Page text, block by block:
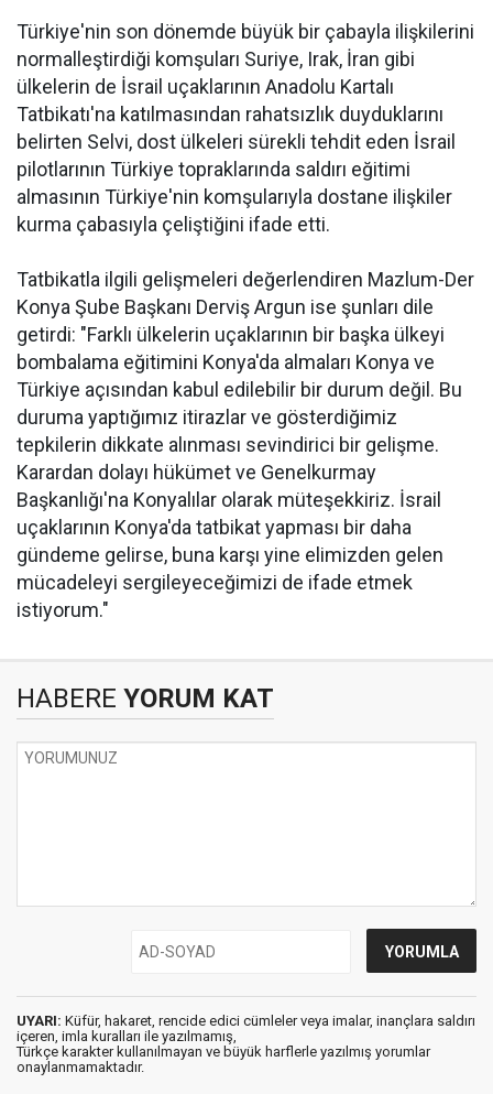
Türkiye'nin son dönemde büyük bir çabayla ilişkilerini
normalleştirdiği komşuları Suriye, Irak, İran gibi
ülkelerin de İsrail uçaklarının Anadolu Kartalı
Tatbikatı'na katılmasından rahatsızlık duyduklarını
belirten Selvi, dost ülkeleri sürekli tehdit eden İsrail
pilotlarının Türkiye topraklarında saldırı eğitimi
almasının Türkiye'nin komşularıyla dostane ilişkiler
kurma çabasıyla çeliştiğini ifade etti.
Tatbikatla ilgili gelişmeleri değerlendiren Mazlum-Der
Konya Şube Başkanı Derviş Argun ise şunları dile
getirdi: "Farklı ülkelerin uçaklarının bir başka ülkeyi
bombalama eğitimini Konya'da almaları Konya ve
Türkiye açısından kabul edilebilir bir durum değil. Bu
duruma yaptığımız itirazlar ve gösterdiğimiz
tepkilerin dikkate alınması sevindirici bir gelişme.
Karardan dolayı hükümet ve Genelkurmay
Başkanlığı'na Konyalılar olarak müteşekkiriz. İsrail
uçaklarının Konya'da tatbikat yapması bir daha
gündeme gelirse, buna karşı yine elimizden gelen
mücadeleyi sergileyeceğimizi de ifade etmek
istiyorum."
HABERE YORUM KAT
UYARI: Küfür, hakaret, rencide edici cümleler veya imalar, inançlara saldırı
içeren, imla kuralları ile yazılmamış,
Türkçe karakter kullanılmayan ve büyük harflerle yazılmış yorumlar
onaylanmamaktadır.